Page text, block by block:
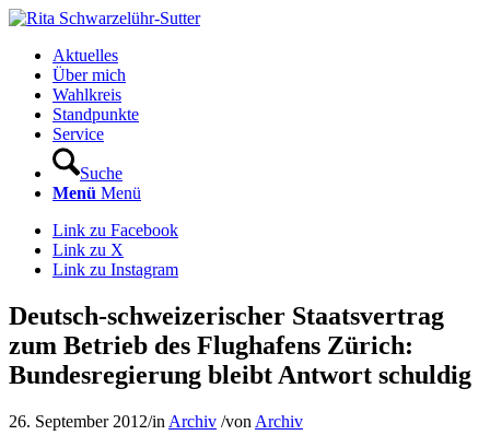
Aktuelles
Über mich
Wahlkreis
Standpunkte
Service
Suche
Menü Menü
Link zu Facebook
Link zu X
Link zu Instagram
Deutsch-schweizerischer Staatsvertrag
zum Betrieb des Flughafens Zürich:
Bundesregierung bleibt Antwort schuldig
26. September 2012/in Archiv /von Archiv